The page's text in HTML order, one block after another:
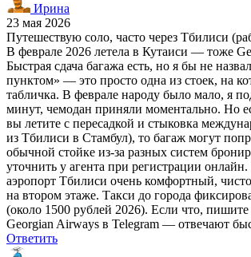
Ирина
23 мая 2026
Путешествую соло, часто через Тбилиси
В феврале 2026 летела в Кутаиси — тоже
Быстрая сдача багажа есть, но я бы не
пунктом» — это просто одна из стоек, на
табличка. В феврале народу было мало, я
минут, чемодан приняли моментально. Но
вы летите с пересадкой и стыковка
из Тбилиси в Стамбул), то багаж могут
обычной стойке из-за разных систем
уточнить у агента при регистрации
аэропорт Тбилиси очень комфортный,
на втором этаже. Такси до города
(около 1500 рублей 2026). Если что,
Georgian Airways в Telegram — отвечают
Ответить